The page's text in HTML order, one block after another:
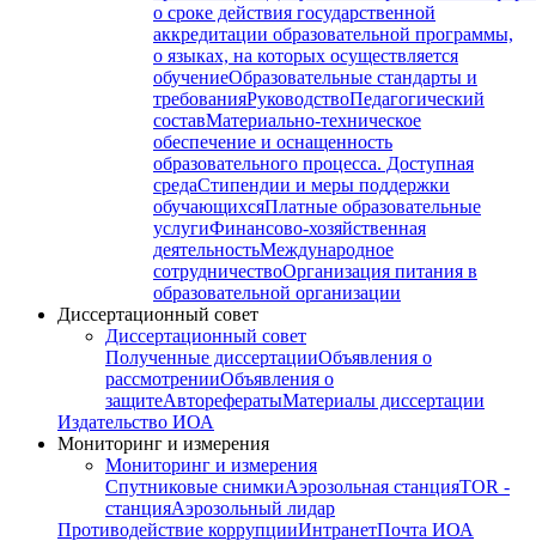
о сроке действия государственной
аккредитации образовательной программы,
о языках, на которых осуществляется
обучениеОбразовательные стандарты и
требованияРуководствоПедагогический
составМатериально-техническое
обеспечение и оснащенность
образовательного процесса. Доступная
средаСтипендии и меры поддержки
обучающихсяПлатные образовательные
услугиФинансово-хозяйственная
деятельностьМеждународное
сотрудничествоОрганизация питания в
образовательной организации
Диссертационный совет
Диссертационный совет
Полученные диссертацииОбъявления о
рассмотренииОбъявления о
защитеАвторефератыМатериалы диссертации
Издательство ИОА
Мониторинг и измерения
Мониторинг и измерения
Спутниковые снимкиАэрозольная станцияTOR -
станцияАэрозольный лидар
Противодействие коррупцииИнтранетПочта ИОА